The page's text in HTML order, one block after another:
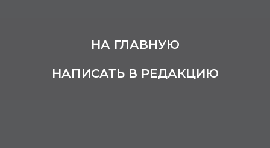
НА ГЛАВНУЮ
НАПИСАТЬ В РЕДАКЦИЮ